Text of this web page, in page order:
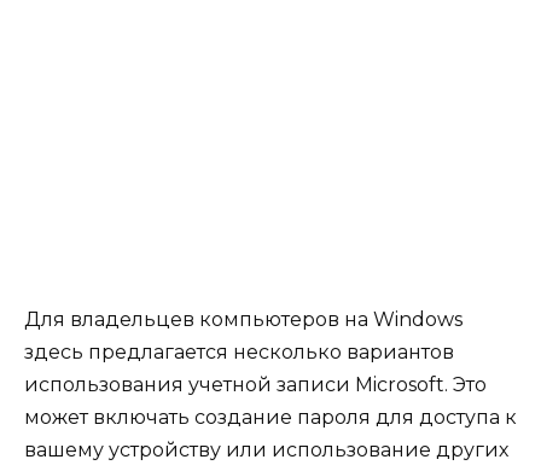
Для владельцев компьютеров на Windows
здесь предлагается несколько вариантов
использования учетной записи Microsoft. Это
может включать создание пароля для доступа к
вашему устройству или использование других